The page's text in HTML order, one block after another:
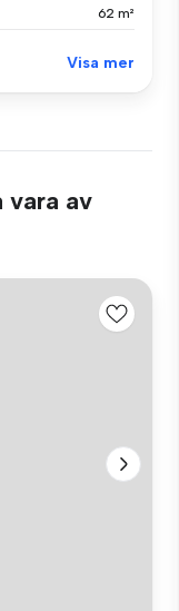
62 m²
Visa mer
vara av